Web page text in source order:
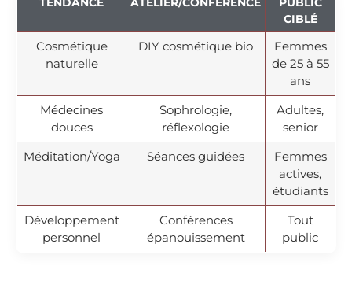
CIBLÉ
Cosmétique
naturelle
DIY cosmétique bio
Femmes
de 25 à 55
ans
Médecines
douces
Sophrologie,
réflexologie
Adultes,
senior
Méditation/Yoga
Séances guidées
Femmes
actives,
étudiants
Développement
personnel
Conférences
épanouissement
Tout
public